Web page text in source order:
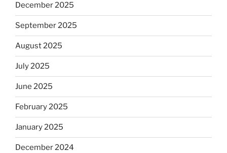
December 2025
September 2025
August 2025
July 2025
June 2025
February 2025
January 2025
December 2024